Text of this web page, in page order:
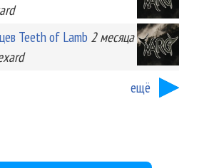
Teeth of Lamb 2 месяца
ещё